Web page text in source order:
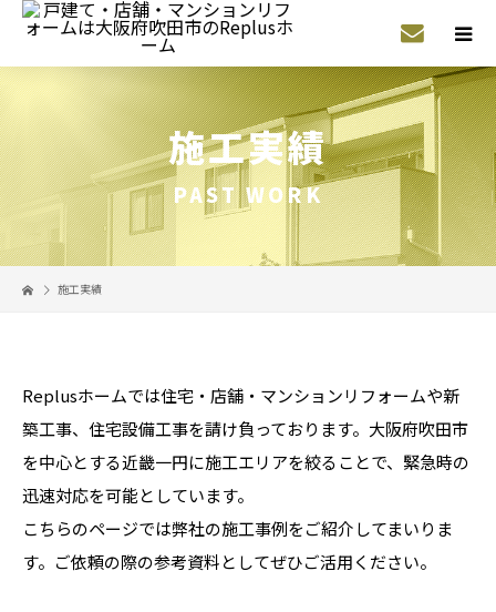
施工実績
PAST WORK
施工実績
Replusホームでは住宅・店舗・マンションリフォームや新
築工事、住宅設備工事を請け負っております。大阪府吹田市
を中心とする近畿一円に施工エリアを絞ることで、緊急時の
迅速対応を可能としています。
こちらのページでは弊社の施工事例をご紹介してまいりま
す。ご依頼の際の参考資料としてぜひご活用ください。